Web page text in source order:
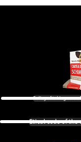
Policy of taking care
Etical code of the